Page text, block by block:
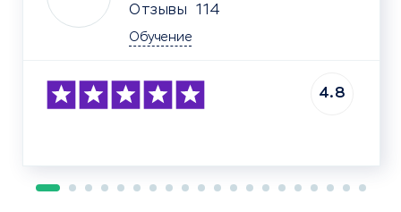
Отзывы 114
Обучение
4.8